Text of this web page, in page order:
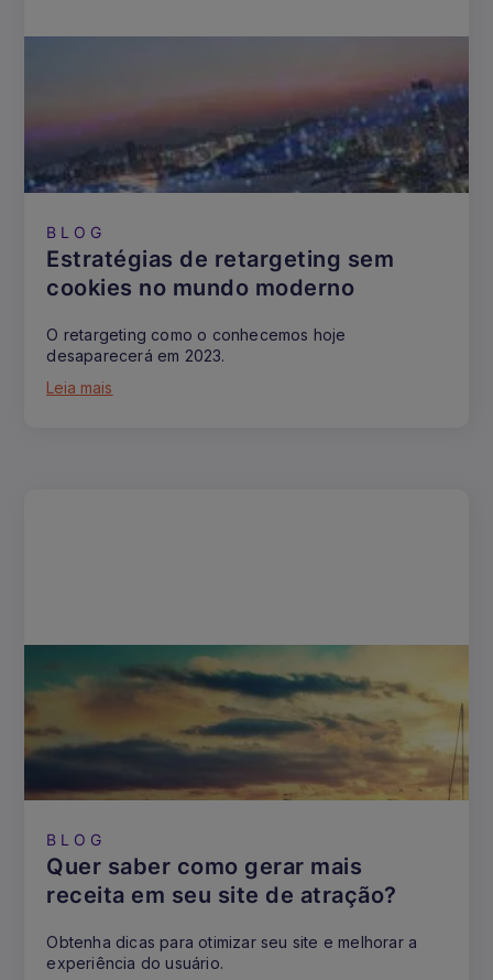
BLOG
Estratégias de retargeting sem
cookies no mundo moderno
O retargeting como o conhecemos hoje
desaparecerá em 2023.
Leia mais
BLOG
Quer saber como gerar mais
receita em seu site de atração?
Obtenha dicas para otimizar seu site e melhorar a
experiência do usuário.